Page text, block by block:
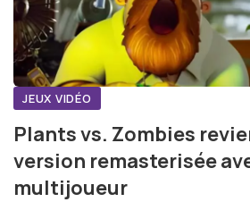
JEUX VIDÉO
Plants vs. Zombies
version remasterisée
multijoueur